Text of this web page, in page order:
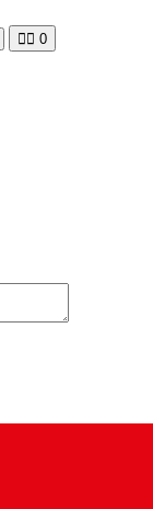
🧘‍♀️ 0